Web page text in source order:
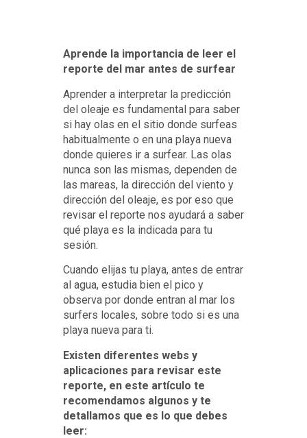
Aprende la importancia de leer el
reporte del mar antes de surfear
Aprender a interpretar la predicción
del oleaje es fundamental para saber
si hay olas en el sitio donde surfeas
habitualmente o en una playa nueva
donde quieres ir a surfear. Las olas
nunca son las mismas, dependen de
las mareas, la dirección del viento y
dirección del oleaje, es por eso que
revisar el reporte nos ayudará a saber
qué playa es la indicada para tu
sesión.
Cuando elijas tu playa, antes de entrar
al agua, estudia bien el pico y
observa por donde entran al mar los
surfers locales, sobre todo si es una
playa nueva para ti.
Existen diferentes webs y
aplicaciones para revisar este
reporte, en este artículo te
recomendamos algunos y te
detallamos que es lo que debes
leer: